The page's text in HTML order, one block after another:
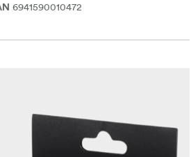
6941590010472